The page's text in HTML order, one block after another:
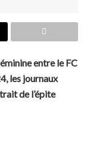
entre le FC
les journaux
de l’épite